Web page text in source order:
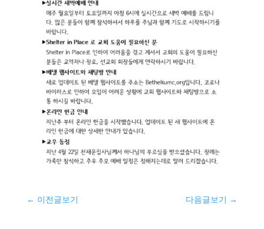
← 이전글보기 다음글보기 →